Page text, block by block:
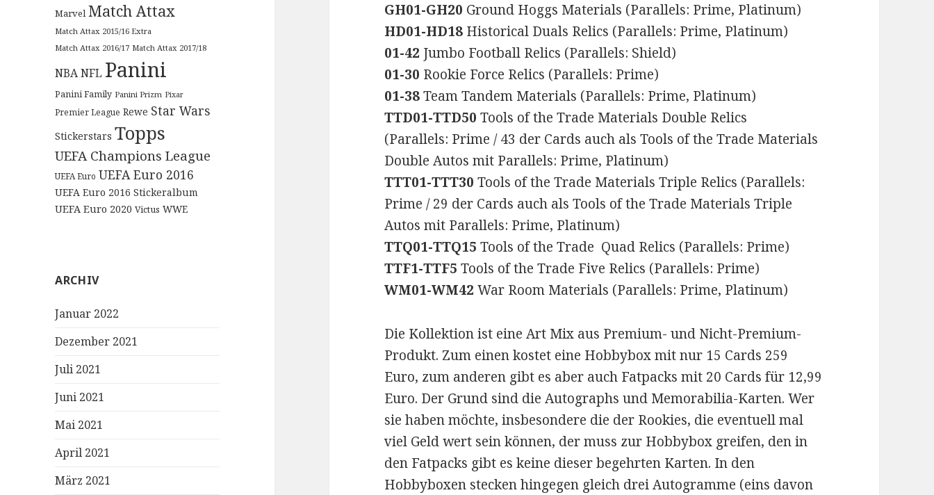
Marvel Match Attax
Match Attax 2015/16 Extra
Match Attax 2016/17 Match Attax 2017/18
NBANFL Panini
Panini Family Panini Prizm Pixar
Premier League Rewe Star Wars
Stickerstars Topps
UEFA Champions League
UEFA Euro UEFA Euro 2016
UEFA Euro 2016 Stickeralbum
UEFA Euro 2020 Victus WWE
ARCHIV
Januar 2022
Dezember 2021
Juli 2021
Juni 2021
Mai 2021
April 2021
März 2021
GH01-GH20 Ground Hoggs Materials (Parallels: Prime, Platinum)
HD01-HD18 Historical Duals Relics (Parallels: Prime, Platinum)
01-42 Jumbo Football Relics (Parallels: Shield)
01-30 Rookie Force Relics (Parallels: Prime)
01-38Team Tandem Materials (Parallels: Prime, Platinum)
TTD01-TTD50 Tools of the Trade Materials Double Relics
(Parallels: Prime / 43 der Cards auch als Tools of the Trade Materials
Double Autos mit Parallels: Prime, Platinum)
TTT01-TTT30 Tools of the Trade Materials Triple Relics (Parallels:
Prime / 29 der Cards auch als Tools of the Trade Materials Triple
Autos mit Parallels: Prime, Platinum)
TTQ01-TTQ15 Tools of the Trade Quad Relics (Parallels: Prime)
TTF1-TTF5 Tools of the Trade Five Relics (Parallels: Prime)
WM01-WM42 War Room Materials (Parallels: Prime, Platinum)
Die Kollektion ist eine Art Mix aus Premium- und Nicht-Premium-
Produkt. Zum einen kostet eine Hobbybox mit nur 15 Cards 259
Euro, zum anderen gibt es aber auch Fatpacks mit 20 Cards für 12,99
Euro. Der Grund sind die Autographs und Memorabilia-Karten. Wer
sie haben möchte, insbesondere die der Rookies, die eventuell mal
viel Geld wert sein können, der muss zur Hobbybox greifen, den in
den Fatpacks gibt es keine dieser begehrten Karten. In den
Hobbyboxen stecken hingegen gleich drei Autogramme (eins davon